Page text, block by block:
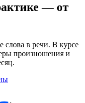
— от
слова в речи. В курсе
произношения и